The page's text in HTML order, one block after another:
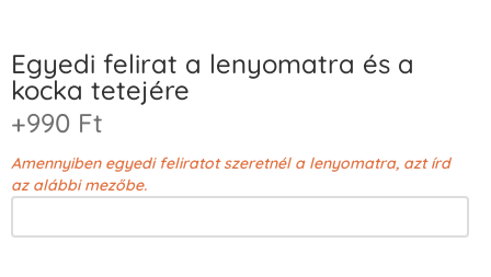
Egyedi felirat a lenyomatra és a
kocka tetejére
+990 Ft
Amennyiben egyedi feliratot szeretnél a lenyomatra, azt írd
az alábbi mezőbe.